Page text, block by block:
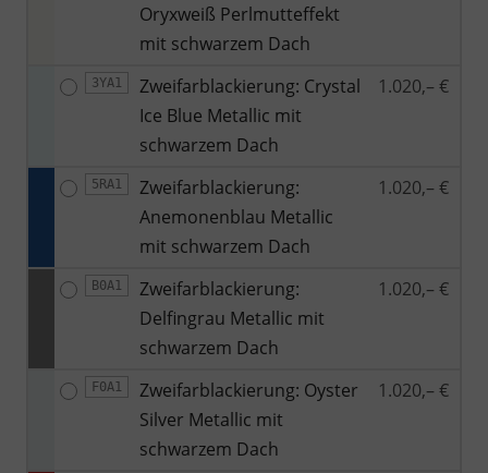
Oryxweiß Perlmutteffekt
mit schwarzem Dach
3YA1
Zweifarblackierung: Crystal
Ice Blue Metallic mit
schwarzem Dach
1.020,– €
5RA1
Zweifarblackierung:
Anemonenblau Metallic
mit schwarzem Dach
1.020,– €
B0A1
Zweifarblackierung:
Delfingrau Metallic mit
schwarzem Dach
1.020,– €
F0A1
Zweifarblackierung: Oyster
Silver Metallic mit
schwarzem Dach
1.020,– €